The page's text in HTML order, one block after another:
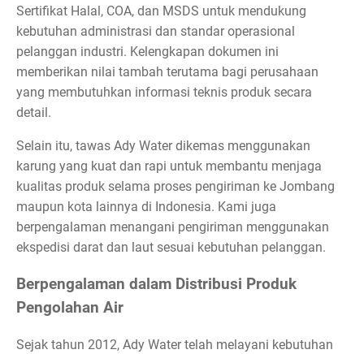
Sertifikat Halal, COA, dan MSDS untuk mendukung
kebutuhan administrasi dan standar operasional
pelanggan industri. Kelengkapan dokumen ini
memberikan nilai tambah terutama bagi perusahaan
yang membutuhkan informasi teknis produk secara
detail.
Selain itu, tawas Ady Water dikemas menggunakan
karung yang kuat dan rapi untuk membantu menjaga
kualitas produk selama proses pengiriman ke Jombang
maupun kota lainnya di Indonesia. Kami juga
berpengalaman menangani pengiriman menggunakan
ekspedisi darat dan laut sesuai kebutuhan pelanggan.
Berpengalaman dalam Distribusi Produk
Pengolahan Air
Sejak tahun 2012, Ady Water telah melayani kebutuhan